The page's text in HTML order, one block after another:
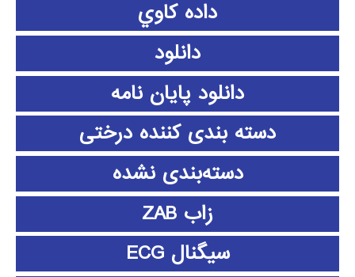
داده كاوي
دانلود
دانلود پايان نامه
دسته بندی کننده درختی
دسته‌بندی نشده
زاب ZAB
سیگنال ECG